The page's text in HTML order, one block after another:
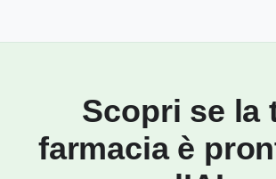
Scopri se la
farmacia è